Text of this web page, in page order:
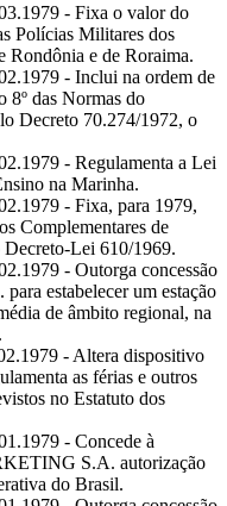
- Fixa o valor do
Polícias Militares dos
Rondônia e de Roraima.
- Inclui na ordem de
8º das Normas do
Decreto 70.274/1972, o
- Regulamenta a Lei
na Marinha.
- Fixa, para 1979,
Complementares de
Lei 610/1969.
- Outorga concessão
estabelecer um estação
de âmbito regional, na
- Altera dispositivo
as férias e outros
no Estatuto dos
- Concede à
S.A. autorização
do Brasil.